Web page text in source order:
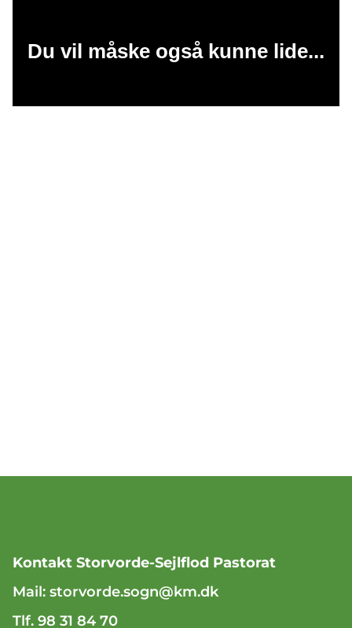
Du vil måske også kunne lide...
Kontakt Storvorde-Sejlflod Pastorat
Mail: storvorde.sogn@km.dk
Tlf. 98 31 84 70